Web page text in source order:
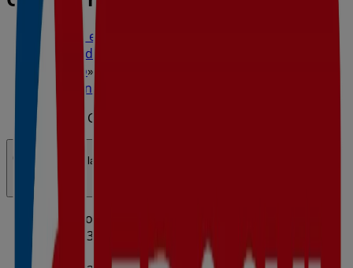
Tiendeo en Puerto de Sagunto
Ofertas de Hiper-Supermercados en Puerto de
Sagunto»
Eroski en Puerto de Sagunto
Eroski | Carrer Almagro 2
Abierto Hasta las 23:59
Domingo
00:00 - 23:59
Lunes